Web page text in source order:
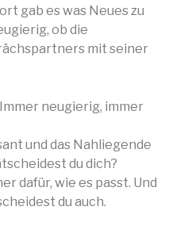
gab es was Neues zu
ob die
mit seiner
neugierig, immer
und das Nahliegende
du dich?
dafür, wie es passt. Und
du auch.